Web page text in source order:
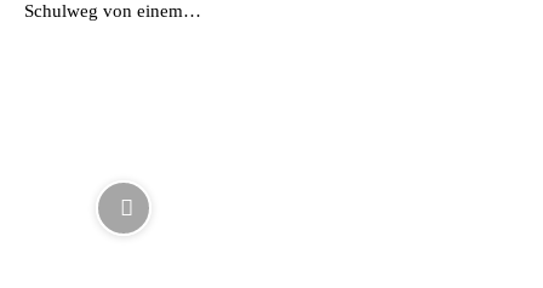
Schulweg von einem…